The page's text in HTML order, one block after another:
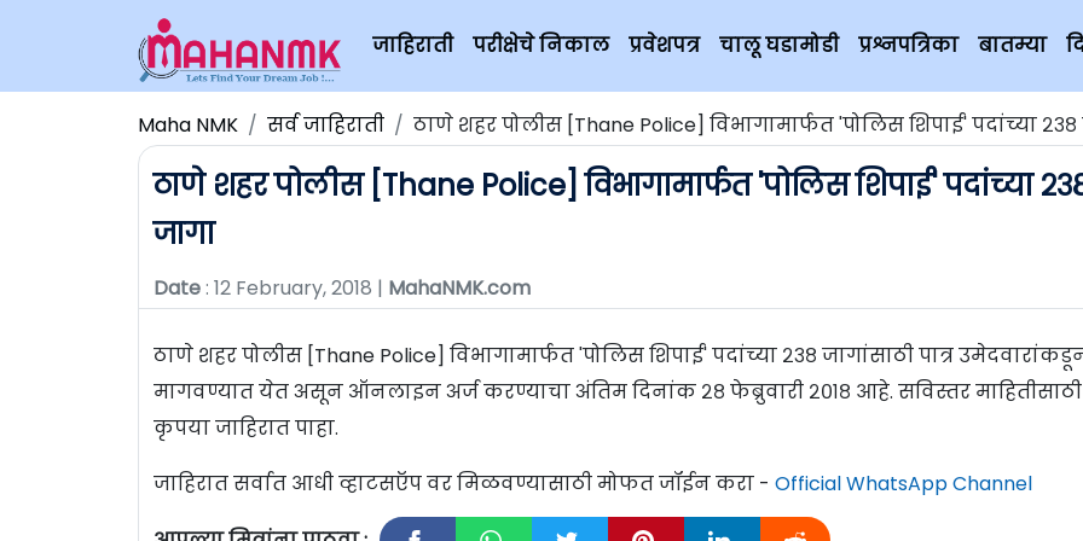
जाहिराती परीक्षेचे निकाल प्रवेशपत्र चालू घडामोडी प्रश्नपत्रिका बातम्या
Maha NMK सर्व जाहिराती ठाणे शहर पोलीस [Thane Police] विभागामार्फत 'पोलिस शिपाई' पदांच्या २३८
ठाणे शहर पोलीस [Thane Police] विभागामार्फत 'पोलिस शिपाई' पदांच्या
जागा
Date: 12 February, 2018 | MahaNMK.com
ठाणे शहर पोलीस [Thane Police] विभागामार्फत 'पोलिस शिपाई' पदांच्या २३८ जागांसाठी पात्र
मागवण्यात येत असून ऑनलाइन अर्ज करण्याचा अंतिम दिनांक २८ फेब्रुवारी २०१८ आहे. सविस्तर माहितीसाठी
कृपया जाहिरात पाहा.
जाहिरात सर्वात आधी व्हाटसऍप वर मिळवण्यासाठी मोफत जॉईन करा - Official WhatsApp Channel